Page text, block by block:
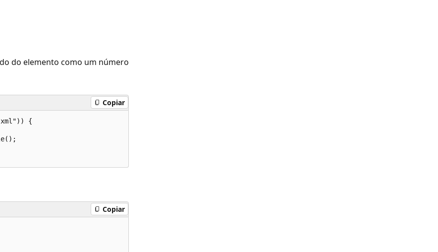
do elemento como um número
Copiar
{
Copiar